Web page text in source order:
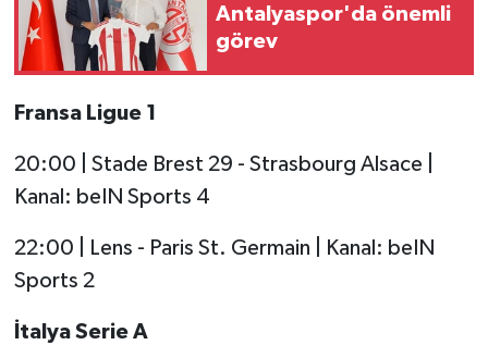
Antalyaspor'da önemli
görev
Fransa Ligue 1
20:00 | Stade Brest 29 - Strasbourg Alsace |
Kanal: beIN Sports 4
22:00 | Lens - Paris St. Germain | Kanal: beIN
Sports 2
İtalya Serie A